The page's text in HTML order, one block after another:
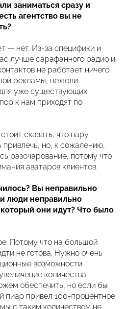
заниматься сразу и
агентство вы не
— нет. Из-за специфики и
лучше сарафанного радио и
не работает ничего.
рекламы, нежели
уже существующих
к нам приходят по
сказать, что пару
но, к сожалению,
разочарование, потому что
аватаров клиентов.
Вы неправильно
люди неправильно
они идут? Что было
Потому что на большой
не готова. Нужно очень
возможности
количества
обеспечить, но если бы
пиар привел 100-процентное
с таким количеством не